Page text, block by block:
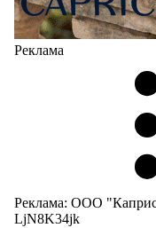
Реклама
Реклама: ООО
LjN8K34jk